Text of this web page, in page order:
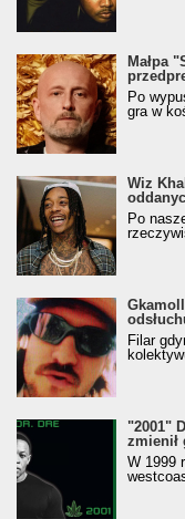
Małpa
Po
gra w
Wiz
Po
Filar
"2001"
zmienił
W 1999